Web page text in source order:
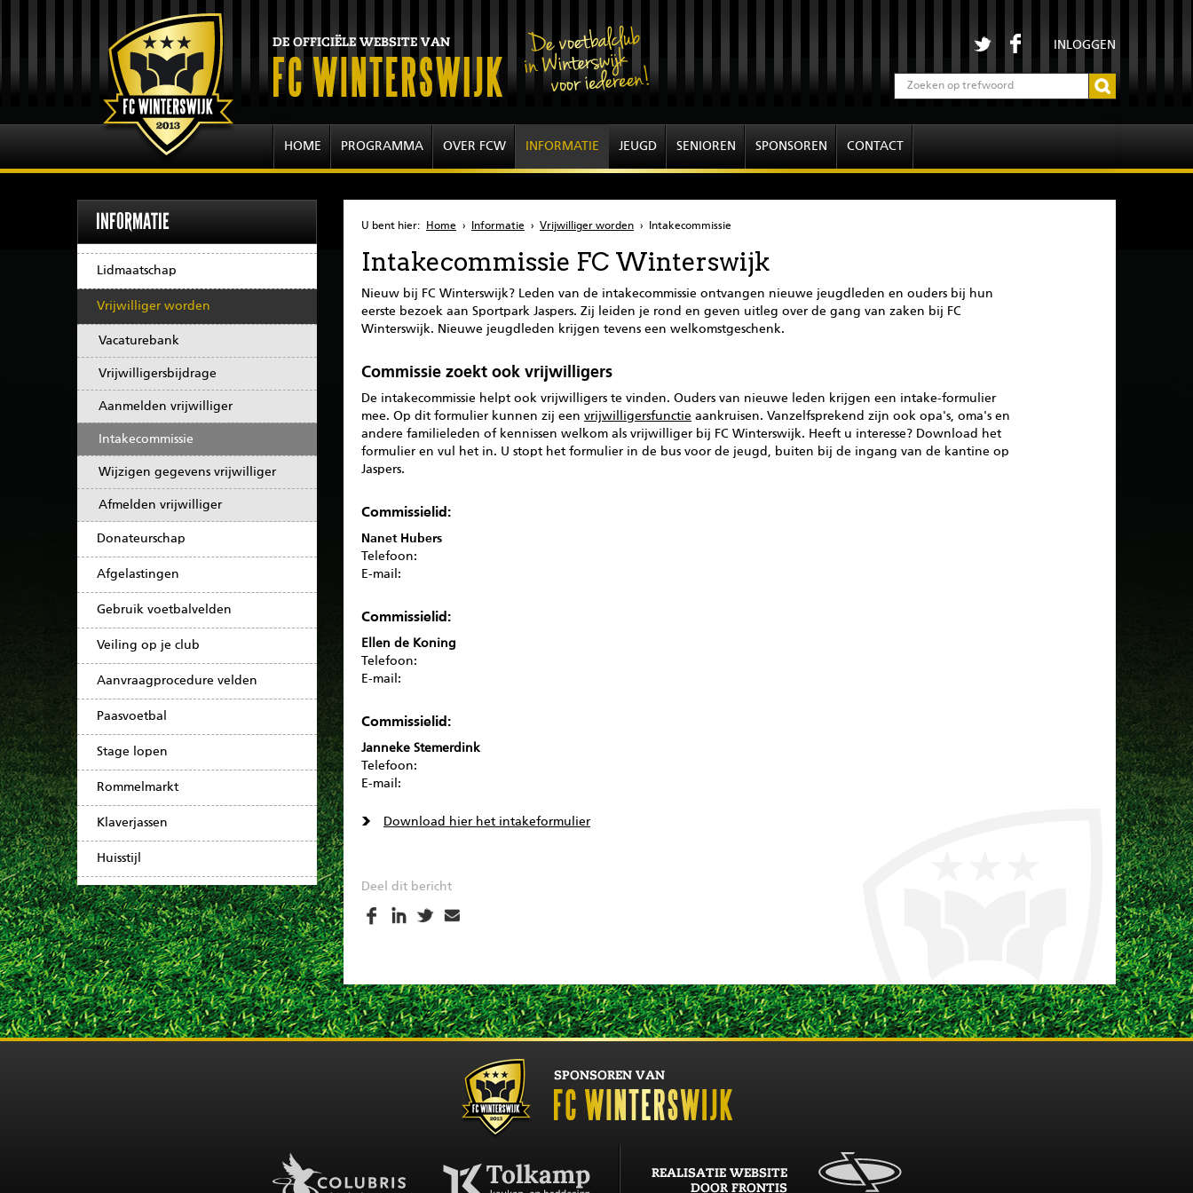
INLOGGEN
HOME PROGRAMMA OVER FCW INFORMATIE JEUGD SENIOREN SPONSOREN CONTACT
INFORMATIE
Lidmaatschap
Vrijwilliger worden
Vacaturebank
Vrijwilligersbijdrage
Aanmelden vrijwilliger
Intakecommissie
Wijzigen gegevens vrijwilliger
Afmelden vrijwilliger
Donateurschap
Afgelastingen
Gebruik voetbalvelden
Veiling op je club
Aanvraagprocedure velden
Paasvoetbal
Stage lopen
Rommelmarkt
Klaverjassen
Huisstijl
U bent hier: Home › Informatie › Vrijwilliger worden › Intakecommissie
Intakecommissie FC Winterswijk
Nieuw bij FC Winterswijk? Leden van de intakecommissie ontvangen nieuwe jeugdleden en ouders bij hun
eerste bezoek aan Sportpark Jaspers. Zij leiden je rond en geven uitleg over de gang van zaken bij FC
Winterswijk. Nieuwe jeugdleden krijgen tevens een welkomstgeschenk.
Commissie zoekt ook vrijwilligers
De intakecommissie helpt ook vrijwilligers te vinden. Ouders van nieuwe leden krijgen een intake-formulier
mee. Op dit formulier kunnen zij een vrijwilligersfunctie aankruisen. Vanzelfsprekend zijn ook opa's, oma's en
andere familieleden of kennissen welkom als vrijwilliger bij FC Winterswijk. Heeft u interesse? Download het
formulier en vul het in. U stopt het formulier in de bus voor de jeugd, buiten bij de ingang van de kantine op
Jaspers.
Commissielid:
Nanet Hubers
Telefoon:
E-mail:
Commissielid:
Ellen de Koning
Telefoon:
E-mail:
Commissielid:
Janneke Stemerdink
Telefoon:
E-mail:
Download hier het intakeformulier
Deel dit bericht